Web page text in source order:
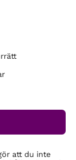
att du inte